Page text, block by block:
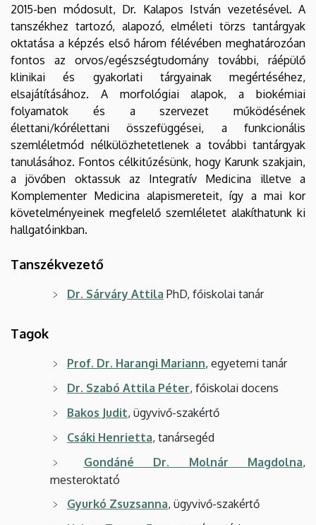
2015-ben módosult, Dr. Kalapos István vezetésével. A
tanszékhez tartozó, alapozó, elméleti törzs tantárgyak
oktatása a képzés első három félévében meghatározóan
fontos az orvos/egészségtudomány további, ráépülő
klinikai és gyakorlati tárgyainak megértéséhez,
elsajátításához. A morfológiai alapok, a biokémiai
folyamatok és a szervezet működésének
élettani/kórélettani összefüggései, a funkcionális
szemléletmód nélkülözhetetlenek a további tantárgyak
tanulásához. Fontos célkitűzésünk, hogy Karunk szakjain,
a jövőben oktassuk az Integratív Medicina illetve a
Komplementer Medicina alapismereteit, így a mai kor
követelményeinek megfelelő szemléletet alakíthatunk ki
hallgatóinkban.
Tanszékvezető
Dr. Sárváry Attila PhD, főiskolai tanár
Tagok
Prof. Dr. Harangi Mariann, egyetemi tanár
Dr. Szabó Attila Péter, főiskolai docens
Bakos Judit, ügyvivő-szakértő
Csáki Henrietta, tanársegéd
Gondáné Dr. Molnár Magdolna,
mesteroktató
Gyurkó Zsuzsanna, ügyvivő-szakértő